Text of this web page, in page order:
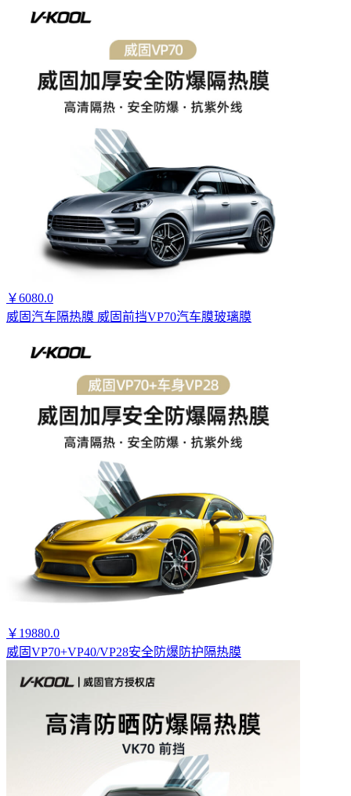
￥6080.0
威固汽车隔热膜 威固前挡VP70汽车膜玻璃膜
￥19880.0
威固VP70+VP40/VP28安全防爆防护隔热膜